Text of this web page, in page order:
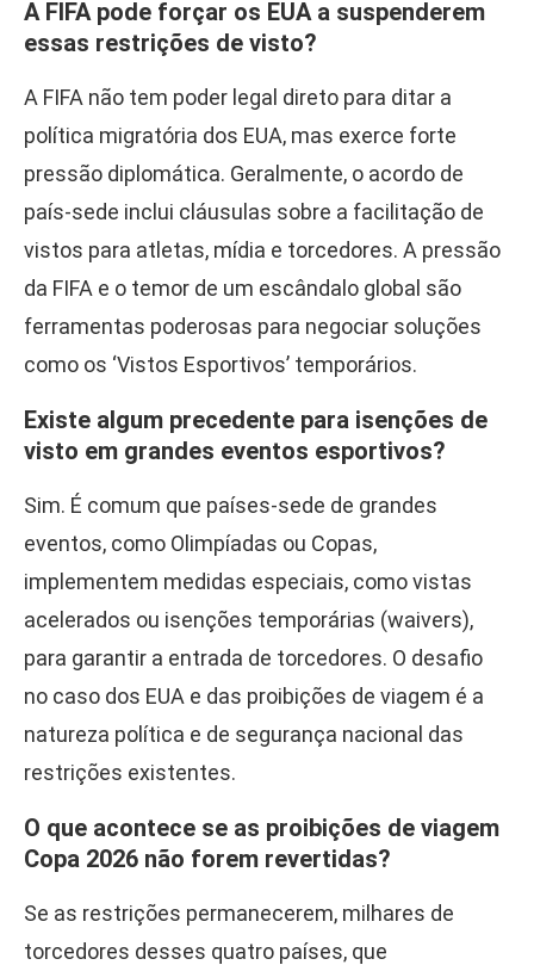
A FIFA pode forçar os EUA a suspenderem
essas restrições de visto?
A FIFA não tem poder legal direto para ditar a
política migratória dos EUA, mas exerce forte
pressão diplomática. Geralmente, o acordo de
país-sede inclui cláusulas sobre a facilitação de
vistos para atletas, mídia e torcedores. A pressão
da FIFA e o temor de um escândalo global são
ferramentas poderosas para negociar soluções
como os ‘Vistos Esportivos’ temporários.
Existe algum precedente para isenções de
visto em grandes eventos esportivos?
Sim. É comum que países-sede de grandes
eventos, como Olimpíadas ou Copas,
implementem medidas especiais, como vistas
acelerados ou isenções temporárias (waivers),
para garantir a entrada de torcedores. O desafio
no caso dos EUA e das proibições de viagem é a
natureza política e de segurança nacional das
restrições existentes.
O que acontece se as proibições de viagem
Copa 2026 não forem revertidas?
Se as restrições permanecerem, milhares de
torcedores desses quatro países, que